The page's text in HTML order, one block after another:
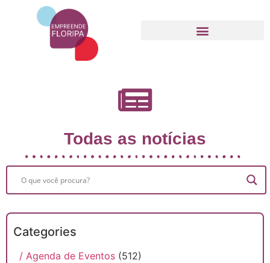
Todas as notícias
Categories
/ Agenda de Eventos (512)